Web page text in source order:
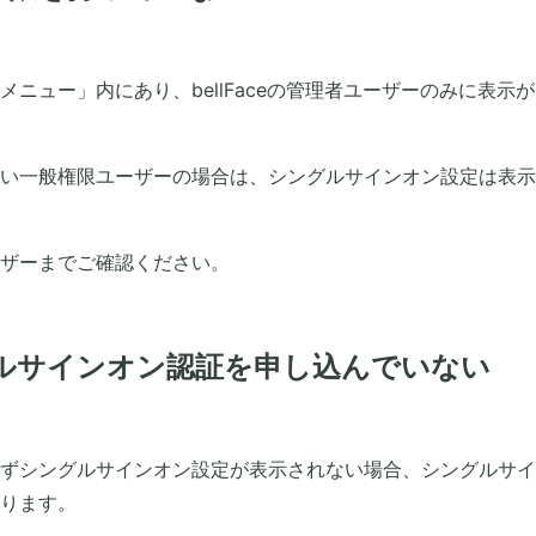
ニュー」内にあり、bellFaceの管理者ユーザーのみに表示が
一般権限ユーザーの場合は、シングルサインオン設定は表
ーまでご確認ください。
インオン認証を申し込んでいない
シングルサインオン設定が表示されない場合、シングルサ
ます。